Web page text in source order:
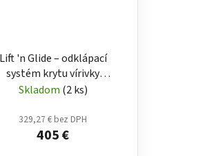
Lift 'n Glide – odklápací
systém krytu vírivky
(zdvihák termokrytu)
Skladom (2 ks)
329,27 € bez DPH
405 €